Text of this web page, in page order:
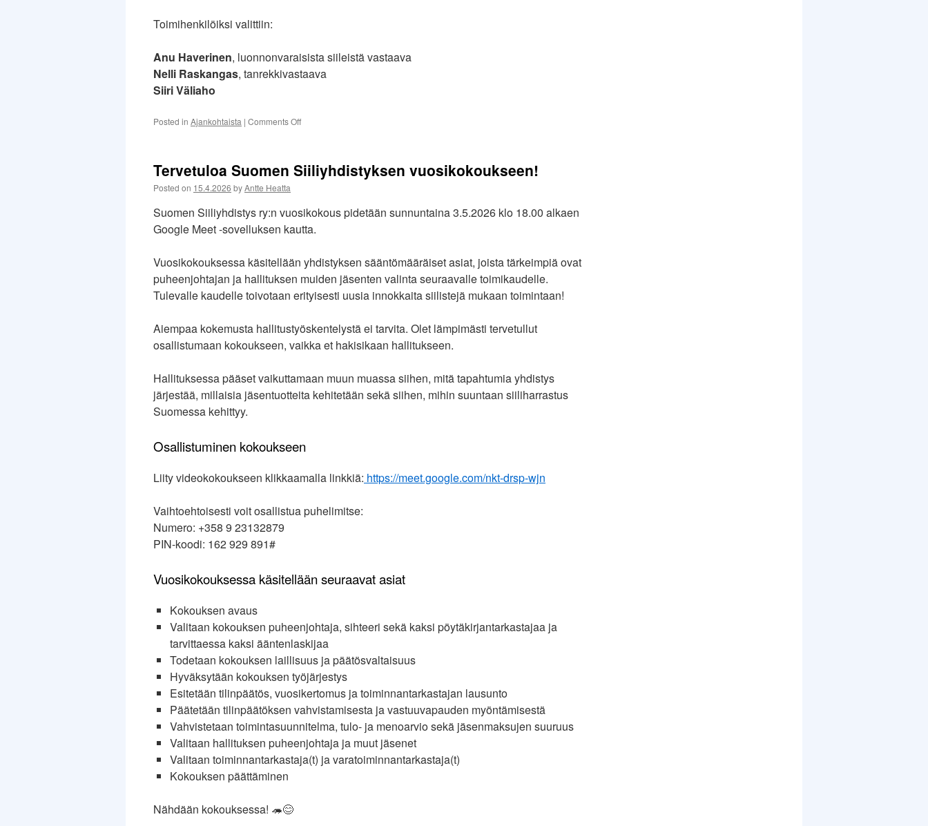
Toimihenkilöiksi valittiin:
Anu Haverinen, luonnonvaraisista siileistä vastaava
Nelli Raskangas, tanrekkivastaava
Siiri Väliaho
Posted in Ajankohtaista | Comments Offon
Tervetuloa Suomen Siiliyhdistyksen vuosikokoukseen!
Posted on 15.4.2026 byAntte Heatta
Suomen Siiliyhdistys ry:n vuosikokous pidetään sunnuntaina 3.5.2026 klo 18.00 alkaen
Google Meet -sovelluksen kautta.
Vuosikokouksessa käsitellään yhdistyksen sääntömääräiset asiat, joista tärkeimpiä ovat
puheenjohtajan ja hallituksen muiden jäsenten valinta seuraavalle toimikaudelle.
Tulevalle kaudelle toivotaan erityisesti uusia innokkaita siilistejä mukaan toimintaan!
Aiempaa kokemusta hallitustyöskentelystä ei tarvita. Olet lämpimästi tervetullut
osallistumaan kokoukseen, vaikka et hakisikaan hallitukseen.
Hallituksessa pääset vaikuttamaan muun muassa siihen, mitä tapahtumia yhdistys
järjestää, millaisia jäsentuotteita kehitetään sekä siihen, mihin suuntaan siiliharrastus
Suomessa kehittyy.
Osallistuminen kokoukseen
Liity videokokoukseen klikkaamalla linkkiä: https://meet.google.com/nkt-drsp-wjn
Vaihtoehtoisesti voit osallistua puhelimitse:
Numero: +358 9 23132879
PIN-koodi: 162 929 891#
Vuosikokouksessa käsitellään seuraavat asiat
Kokouksen avaus
Valitaan kokouksen puheenjohtaja, sihteeri sekä kaksi pöytäkirjantarkastajaa ja
tarvittaessa kaksi ääntenlaskijaa
Todetaan kokouksen laillisuus ja päätösvaltaisuus
Hyväksytään kokouksen työjärjestys
Esitetään tilinpäätös, vuosikertomus ja toiminnantarkastajan lausunto
Päätetään tilinpäätöksen vahvistamisesta ja vastuuvapauden myöntämisestä
Vahvistetaan toimintasuunnitelma, tulo- ja menoarvio sekä jäsenmaksujen suuruus
Valitaan hallituksen puheenjohtaja ja muut jäsenet
Valitaan toiminnantarkastaja(t) ja varatoiminnantarkastaja(t)
Kokouksen päättäminen
Nähdään kokouksessa! 🦔😊